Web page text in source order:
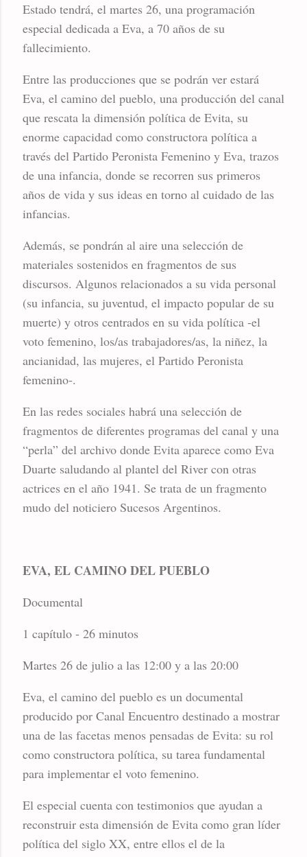
Estado tendrá, el martes 26, una programación
especial dedicada a Eva, a 70 años de su
fallecimiento.
Entre las producciones que se podrán ver estará
Eva, el camino del pueblo, una producción del canal
que rescata la dimensión política de Evita, su
enorme capacidad como constructora política a
través del Partido Peronista Femenino y Eva, trazos
de una infancia, donde se recorren sus primeros
años de vida y sus ideas en torno al cuidado de las
infancias.
Además, se pondrán al aire una selección de
materiales sostenidos en fragmentos de sus
discursos. Algunos relacionados a su vida personal
(su infancia, su juventud, el impacto popular de su
muerte) y otros centrados en su vida política -el
voto femenino, los/as trabajadores/as, la niñez, la
ancianidad, las mujeres, el Partido Peronista
femenino-.
En las redes sociales habrá una selección de
fragmentos de diferentes programas del canal y una
“perla” del archivo donde Evita aparece como Eva
Duarte saludando al plantel del River con otras
actrices en el año 1941. Se trata de un fragmento
mudo del noticiero Sucesos Argentinos.
EVA, EL CAMINO DEL PUEBLO
Documental
1 capítulo - 26 minutos
Martes 26 de julio a las 12:00 y a las 20:00
Eva, el camino del pueblo es un documental
producido por Canal Encuentro destinado a mostrar
una de las facetas menos pensadas de Evita: su rol
como constructora política, su tarea fundamental
para implementar el voto femenino.
El especial cuenta con testimonios que ayudan a
reconstruir esta dimensión de Evita como gran líder
política del siglo XX, entre ellos el de la